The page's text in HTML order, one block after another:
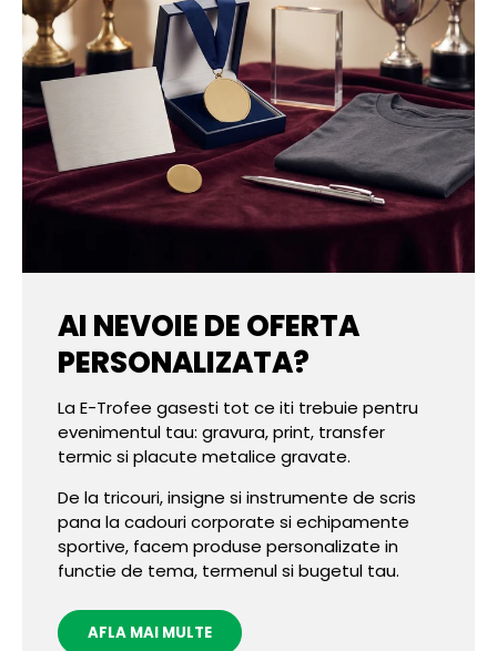
AI NEVOIE DE OFERTA
PERSONALIZATA?
La E-Trofee gasesti tot ce iti trebuie pentru
evenimentul tau: gravura, print, transfer
termic si placute metalice gravate.
De la tricouri, insigne si instrumente de scris
pana la cadouri corporate si echipamente
sportive, facem produse personalizate in
functie de tema, termenul si bugetul tau.
AFLA MAI MULTE